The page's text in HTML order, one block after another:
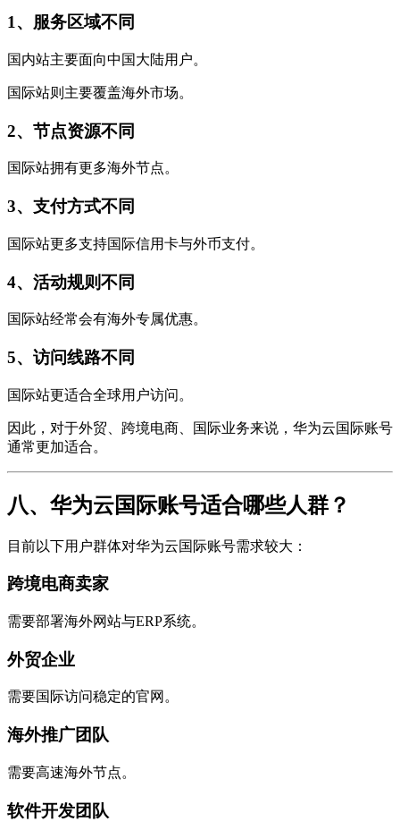
1、服务区域不同
国内站主要面向中国大陆用户。
国际站则主要覆盖海外市场。
2、节点资源不同
国际站拥有更多海外节点。
3、支付方式不同
国际站更多支持国际信用卡与外币支付。
4、活动规则不同
国际站经常会有海外专属优惠。
5、访问线路不同
国际站更适合全球用户访问。
因此，对于外贸、跨境电商、国际业务来说，华为云国际账号
通常更加适合。
八、华为云国际账号适合哪些人群？
目前以下用户群体对华为云国际账号需求较大：
跨境电商卖家
需要部署海外网站与ERP系统。
外贸企业
需要国际访问稳定的官网。
海外推广团队
需要高速海外节点。
软件开发团队